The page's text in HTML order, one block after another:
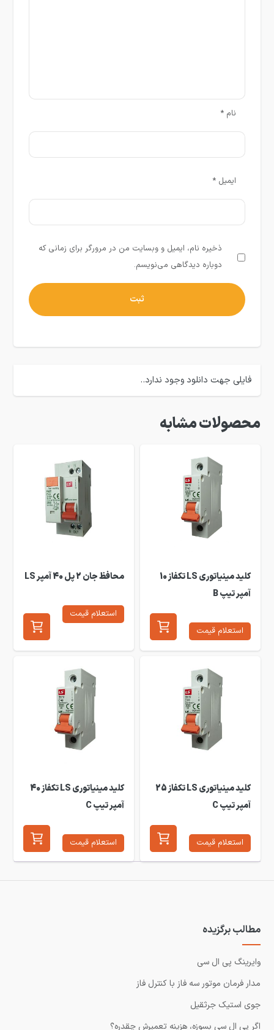
نام*
ایمیل*
ذخیره نام، ایمیل و وبسایت من در مرورگر برای زمانی که
دوباره دیدگاهی می‌نویسم.
فایلی جهت دانلود وجود ندارد..
محصولات مشابه
کلید مینیاتوری LS تکفاز 10
آمپر تیپ B
استعلام قیمت
محافظ جان 2 پل 40 آمپر LS
استعلام قیمت
کلید مینیاتوری LS تکفاز 25
آمپر تیپ C
استعلام قیمت
کلید مینیاتوری LS تکفاز 40
آمپر تیپ C
استعلام قیمت
مطالب برگزیده
وایرینگ پی ال سی
مدار فرمان موتور سه فاز با کنترل فاز
جوی استیک جرثقیل
اگر پی ال سی بسوزه، هزینه تعمیرش چقدره؟